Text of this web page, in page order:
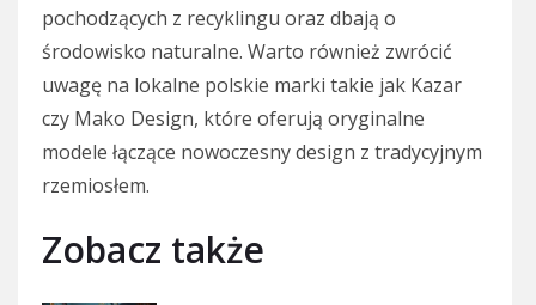
pochodzących z recyklingu oraz dbają o
środowisko naturalne. Warto również zwrócić
uwagę na lokalne polskie marki takie jak Kazar
czy Mako Design, które oferują oryginalne
modele łączące nowoczesny design z tradycyjnym
rzemiosłem.
Zobacz także